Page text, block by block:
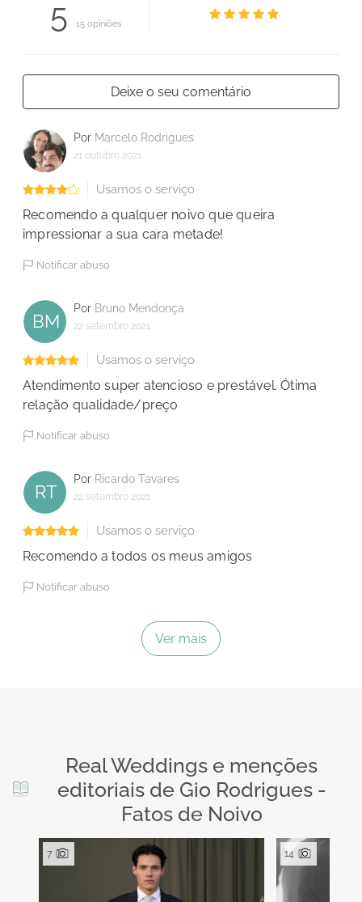
5 15 opiniões
Deixe o seu comentário
Por Marcelo Rodrigues
21 outubro 2021
Usamos o serviço
Recomendo a qualquer noivo que queira
impressionar a sua cara metade!
Notificar abuso
BM
Por Bruno Mendonça
22 setembro 2021
Usamos o serviço
Atendimento super atencioso e prestável. Ótima
relação qualidade/preço
Notificar abuso
RT
Por Ricardo Tavares
22 setembro 2021
Usamos o serviço
Recomendo a todos os meus amigos
Notificar abuso
Ver mais
Real Weddings e menções
editoriais de Gio Rodrigues -
Fatos de Noivo
7 14